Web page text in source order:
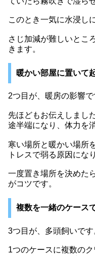
このとき一気に水浸し
さじ加減が難しいとこ
きます。
暖かい部屋に置いて
2つ目が、暖房の影響で
先ほどもお伝えしまし
途半端になり、体力を
寒い場所と暖かい場所
トレスで弱る原因にな
一度置き場所を決めた
がコツです。
複数を一緒のケース
3つ目が、多頭飼いです
1つのケースに複数の